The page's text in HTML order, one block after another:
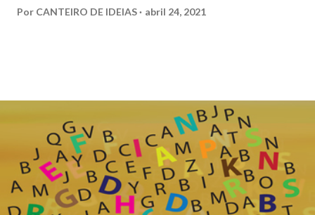
Por CANTEIRO DE IDEIAS abril 24, 2021